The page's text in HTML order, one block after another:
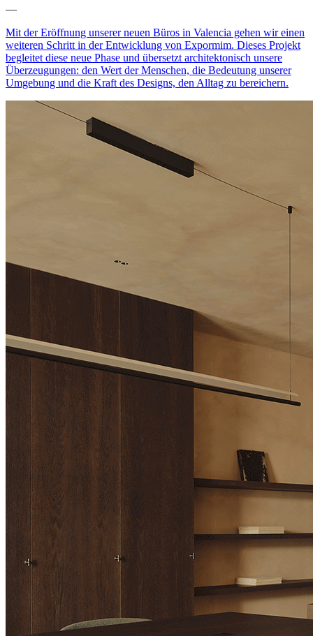
—
Mit der Eröffnung unserer neuen Büros in Valencia gehen wir einen
weiteren Schritt in der Entwicklung von Expormim. Dieses Projekt
begleitet diese neue Phase und übersetzt architektonisch unsere
Überzeugungen: den Wert der Menschen, die Bedeutung unserer
Umgebung und die Kraft des Designs, den Alltag zu bereichern.